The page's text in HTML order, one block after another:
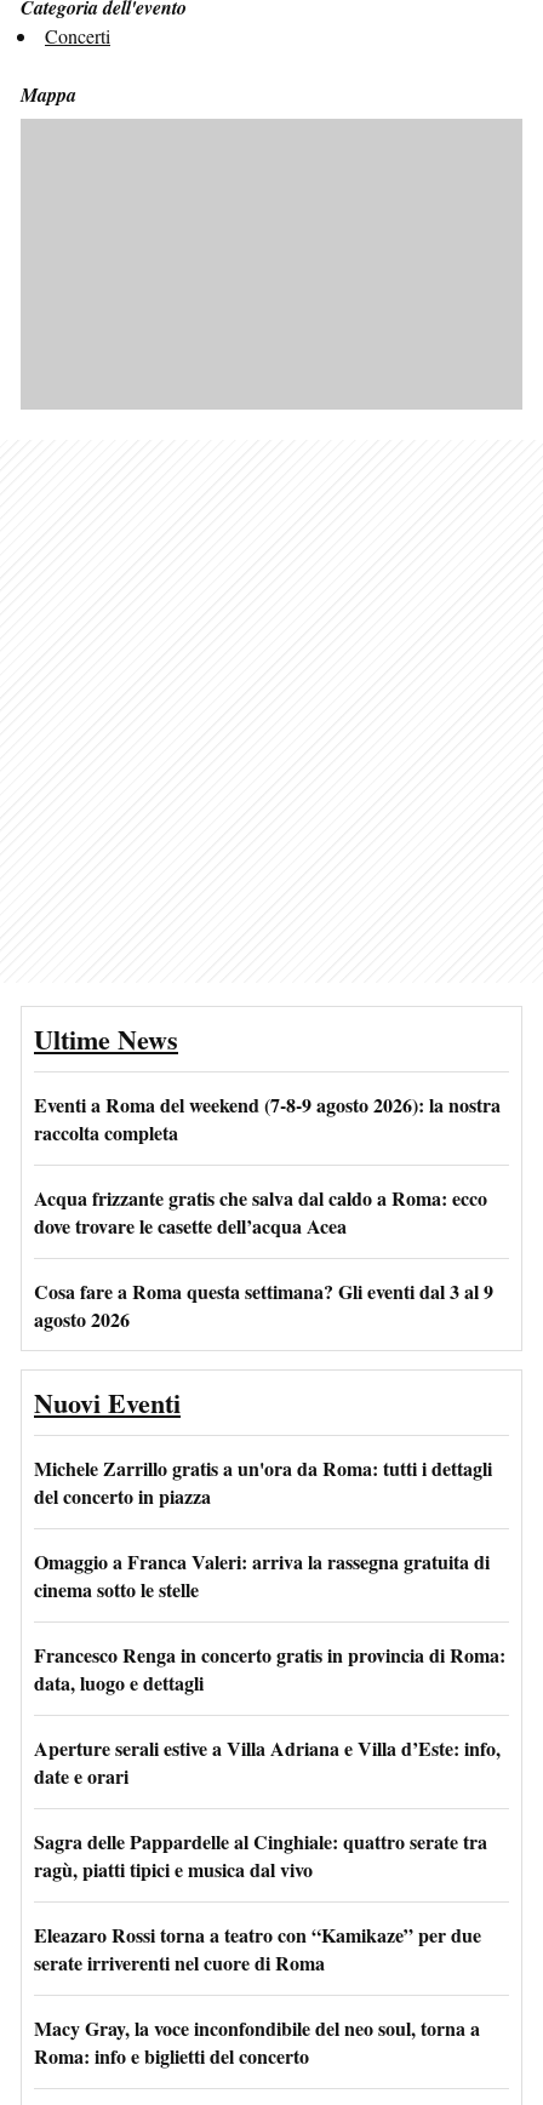
Categoria dell'evento
Concerti
Mappa
Ultime News
Eventi a Roma del weekend (7-8-9 agosto 2026): la nostra
raccolta completa
Acqua frizzante gratis che salva dal caldo a Roma: ecco
dove trovare le casette dell’acqua Acea
Cosa fare a Roma questa settimana? Gli eventi dal 3 al 9
agosto 2026
Nuovi Eventi
Michele Zarrillo gratis a un'ora da Roma: tutti i dettagli
del concerto in piazza
Omaggio a Franca Valeri: arriva la rassegna gratuita di
cinema sotto le stelle
Francesco Renga in concerto gratis in provincia di Roma:
data, luogo e dettagli
Aperture serali estive a Villa Adriana e Villa d’Este: info,
date e orari
Sagra delle Pappardelle al Cinghiale: quattro serate tra
ragù, piatti tipici e musica dal vivo
Eleazaro Rossi torna a teatro con “Kamikaze” per due
serate irriverenti nel cuore di Roma
Macy Gray, la voce inconfondibile del neo soul, torna a
Roma: info e biglietti del concerto